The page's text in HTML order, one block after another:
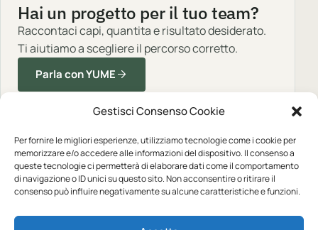
Gestisci Consenso Cookie
Per fornire le migliori esperienze, utilizziamo tecnologie come i cookie per
memorizzare e/o accedere alle informazioni del dispositivo. Il consenso a
queste tecnologie ci permetterà di elaborare dati come il comportamento
di navigazione o ID unici su questo sito. Non acconsentire o ritirare il
consenso può influire negativamente su alcune caratteristiche e funzioni.
Hai un progetto per il tuo team?
Raccontaci capi, quantita e risultato desiderato.
Ti aiutiamo a scegliere il percorso corretto.
Parla con YUME
Abbigliamento professionale, neutro o
personalizzato.